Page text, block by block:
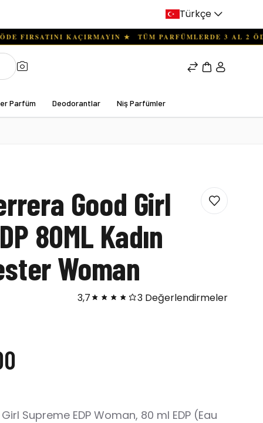
Türkçe
Parfüm Deodorantlar Niş Parfümler
Good Girl
80ML Kadın
Woman
3,7 3 Değerlendirmeler
Supreme EDP Woman, 80 ml EDP (Eau